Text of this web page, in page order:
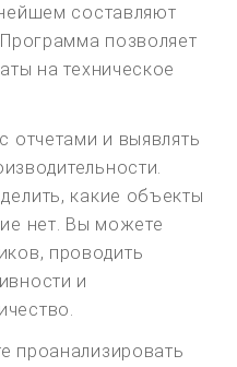
составляют
позволяет
на техническое
отчетами и выявлять
какие объекты
нет. Вы можете
проводить
и
проанализировать